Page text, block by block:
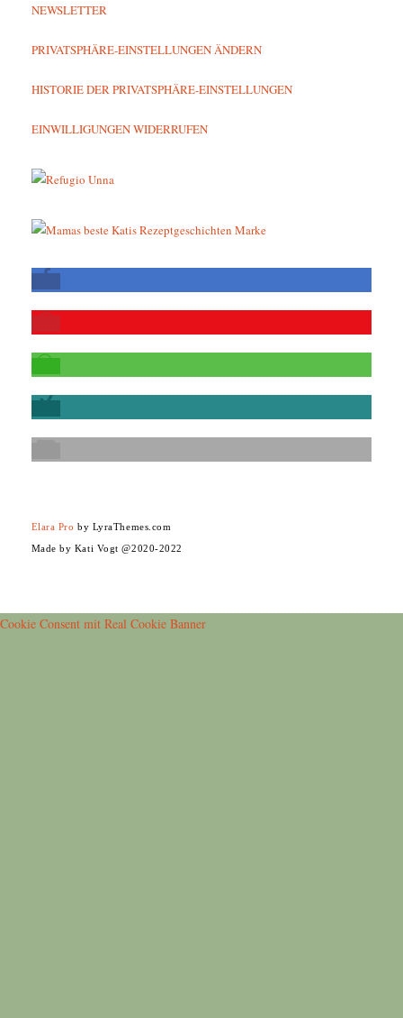
NEWSLETTER
PRIVATSPHÄRE-EINSTELLUNGEN ÄNDERN
HISTORIE DER PRIVATSPHÄRE-EINSTELLUNGEN
EINWILLIGUNGEN WIDERRUFEN
Elara Pro by LyraThemes.com
Made by Kati Vogt @2020-2022
Cookie Consent mit Real Cookie Banner